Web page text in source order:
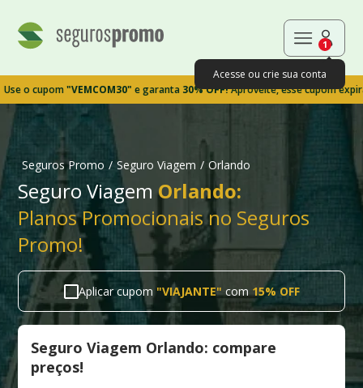
1
Acesse ou crie sua conta
"VEMCOM30"e garanta30% OFF!Aproveite, esse cupom expira em
Seguros Promo / Seguro Viagem / Orlando
Seguro ViagemOrlando:
Planos Promocionais no Seguros
Promo!
Aplicar cupom "VIAJANTE"com 15% OFF
Seguro Viagem Orlando: compare
preços!